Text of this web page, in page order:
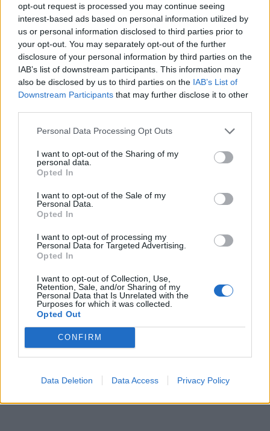
opt-out request is processed you may continue seeing
interest-based ads based on personal information utilized by
us or personal information disclosed to third parties prior to
your opt-out. You may separately opt-out of the further
disclosure of your personal information by third parties on the
IAB’s list of downstream participants. This information may
also be disclosed by us to third parties on the IAB’s List of
Downstream Participants that may further disclose it to other
Personal Data Processing Opt Outs
I want to opt-out of the Sharing of my
personal data.
Opted In
I want to opt-out of the Sale of my
Personal Data.
Opted In
I want to opt-out of processing my
Personal Data for Targeted Advertising.
Opted In
I want to opt-out of Collection, Use,
Retention, Sale, and/or Sharing of my
Personal Data that Is Unrelated with the
Purposes for which it was collected.
Opted Out
CONFIRM
Data Deletion Data Access Privacy Policy